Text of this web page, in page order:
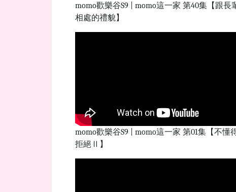
momo歡樂谷S9 | momo這一家 第40集【跟長
相處的禮貌】
momo歡樂谷S9 | momo這一家 第01集【不懂
拒絕Ⅱ】